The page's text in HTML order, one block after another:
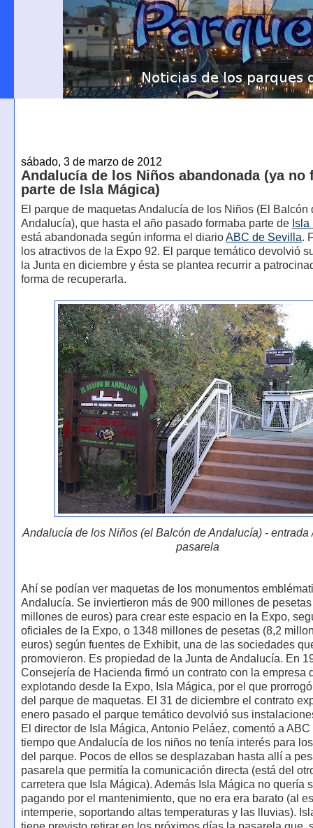
sábado, 3 de marzo de 2012
Andalucía de los Niños abandonada (ya no
parte de Isla Mágica)
El parque de maquetas Andalucía de los Niños (El Balcón
Andalucía), que hasta el año pasado formaba parte de
está abandonada según informa el diarioABC de Sevilla.
los atractivos de la Expo 92. El parque temático devolvió
la Junta en diciembre y ésta se plantea recurrir a
forma de recuperarla.
Andalucía de los Niños (el Balcón de Andalucía) - entrada
pasarela
Ahí se podían ver maquetas de los monumentos
Andalucía. Se inviertieron más de 900 millones de
millones de euros) para crear este espacio en la Expo,
oficiales de la Expo, o 1348 millones de pesetas (8,2
euros) según fuentes de Exhibit, una de las sociedades
promovieron. Es propiedad de la Junta de Andalucía. En
Consejería de Hacienda firmó un contrato con la empresa
explotando desde la Expo, Isla Mágica, por el que
del parque de maquetas. El 31 de diciembre el contrato
enero pasado el parque temático devolvió sus
El director de Isla Mágica, Antonio Peláez, comentó a
tiempo que Andalucía de los niños no tenía interés para
del parque. Pocos de ellos se desplazaban hasta allí a
pasarela que permitía la comunicación directa (está del
carretera que Isla Mágica). Además Isla Mágica no quería
pagando por el mantenimiento, que no era era barato (al
intemperie, soportando altas temperaturas y las lluvias).